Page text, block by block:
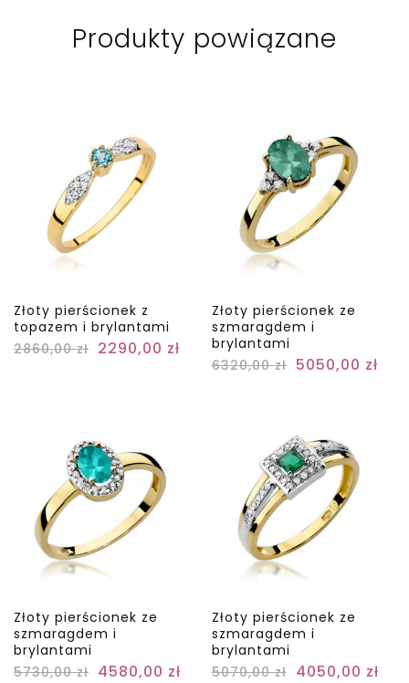
Produkty powiązane
Złoty pierścionek z
topazem i brylantami
2860,00zł 2290,00 zł
Złoty pierścionek ze
szmaragdem i
brylantami
6320,00zł 5050,00 zł
Złoty pierścionek ze
szmaragdem i
brylantami
5730,00zł 4580,00 zł
Złoty pierścionek ze
szmaragdem i
brylantami
5070,00zł 4050,00 zł